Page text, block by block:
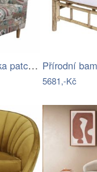
Křeslo Evier, látka patchwork Viorica 1
5681,-Kč